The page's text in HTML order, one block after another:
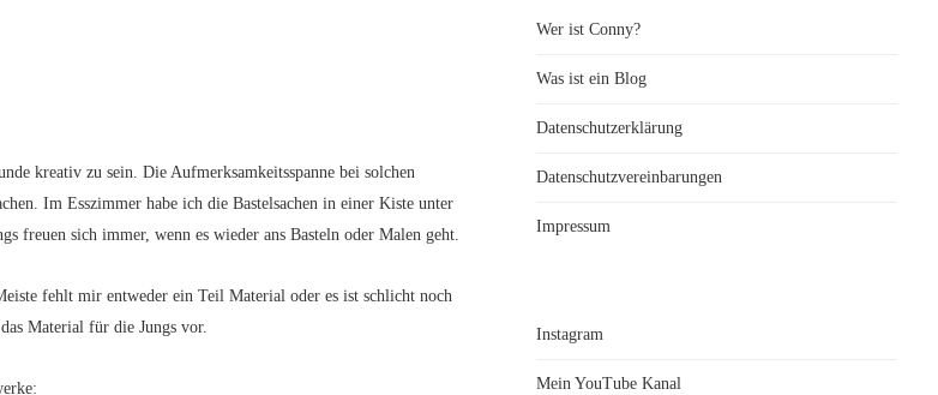
kreativ zu sein. Die Aufmerksamkeitsspanne bei solchen
Im Esszimmer habe ich die Bastelsachen in einer Kiste unter
freuen sich immer, wenn es wieder ans Basteln oder Malen geht.
fehlt mir entweder ein Teil Material oder es ist schlicht noch
Material für die Jungs vor.
Wer ist Conny?
Was ist ein Blog
Datenschutzerklärung
Datenschutzvereinbarungen
Impressum
Instagram
Mein YouTube Kanal